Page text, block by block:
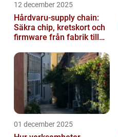
12 december 2025
Hårdvaru-supply chain:
Säkra chip, kretskort och
firmware från fabrik till
01 december 2025